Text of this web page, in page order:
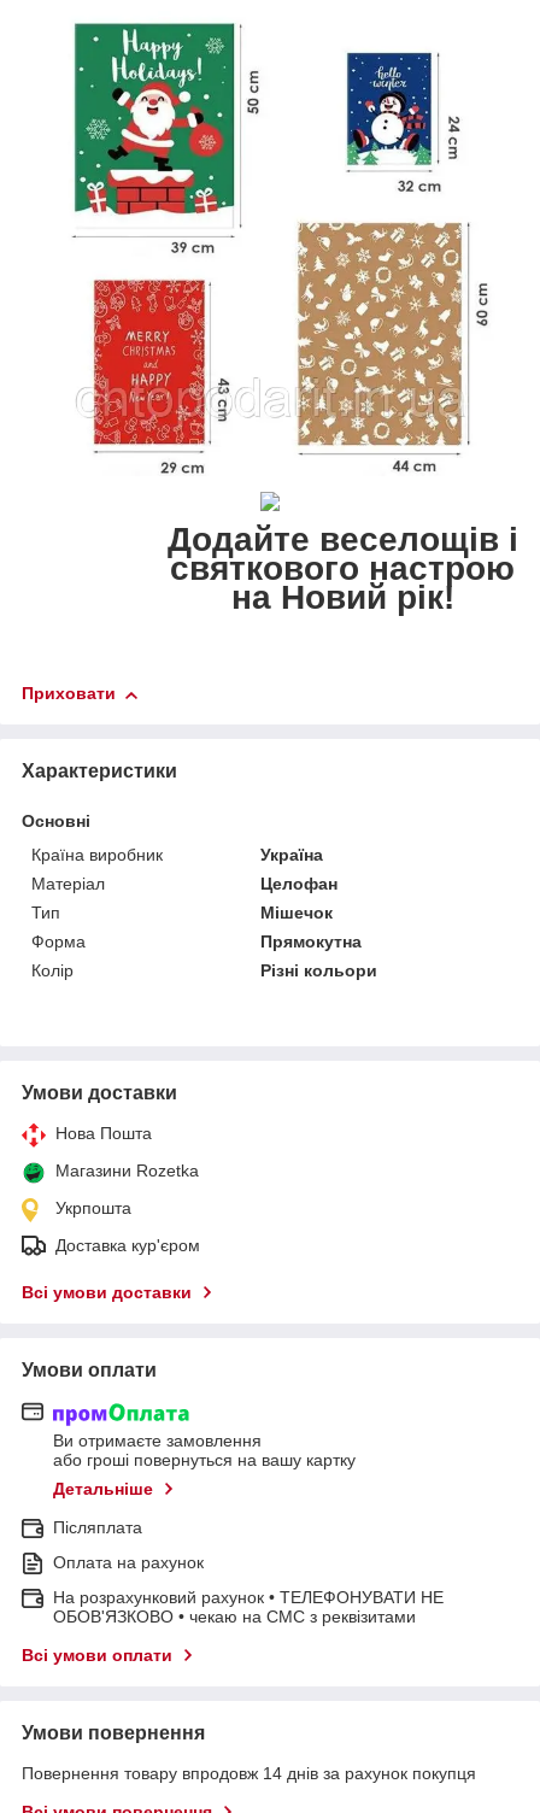
Додайте веселощів і
святкового настрою
на Новий рік!
Приховати
Характеристики
Основні
Країна виробник
Україна
Матеріал
Целофан
Тип
Мішечок
Форма
Прямокутна
Колір
Різні кольори
Умови доставки
Нова Пошта
Магазини Rozetka
Укрпошта
Доставка кур'єром
Всі умови доставки
Умови оплати
Ви отримаєте замовлення
або гроші повернуться на вашу картку
Детальніше
Післяплата
Оплата на рахунок
На розрахунковий рахунок • ТЕЛЕФОНУВАТИ НЕ
ОБОВ'ЯЗКОВО • чекаю на СМС з реквізитами
Всі умови оплати
Умови повернення
Повернення товару впродовж 14 днів за рахунок покупця